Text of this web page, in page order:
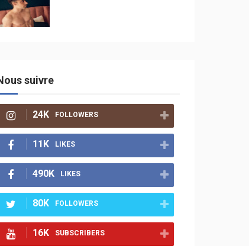
suivre
24K FOLLOWERS
11K LIKES
490K LIKES
80K FOLLOWERS
16K SUBSCRIBERS